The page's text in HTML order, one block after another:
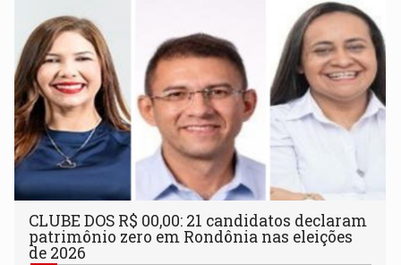
CLUBE DOS R$ 00,00: 21 candidatos declaram
patrimônio zero em Rondônia nas eleições
de 2026